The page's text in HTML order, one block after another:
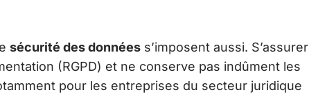
sécurité des données s’imposent aussi. S’assurer
(RGPD) et ne conserve pas indûment les
pour les entreprises du secteur juridique